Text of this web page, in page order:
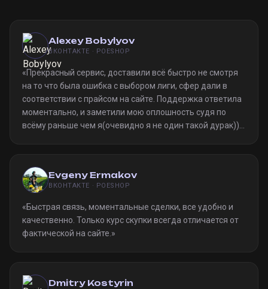
Alexey Bobylyov
ВКОНТАКТЕ · POESHOP
«Прекрасный сервис, доставили всё быстро не смотря
на то что была ошибка с выбором лиги, сфер дали в
соответствии с прайсом на сайте. Поддержка ответила
моментально, и заметили мою оплошность судя по
всёму раньше чем я(очевидно я не один такой дурак)).
Evgeny Ermakov
ВКОНТАКТЕ · POESHOP
«Быстрая связь, моментальные сделки, все удобно и
качественно. Только курс скупки всегда отличается от
фактической на сайте. »
Dmitry Kostyrin